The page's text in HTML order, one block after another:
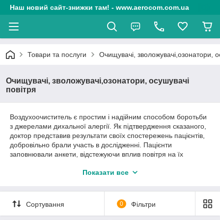
Наш новий сайт-знижки там! - www.aerocom.com.ua
Товари та послуги Очищувачі, зволожувачі,озонатори,
Очищувачі, зволожувачі,озонатори, осушувачі
повітря
Воздухоочиститель є простим і надійним способом боротьби
з джерелами дихальної алергії. Як підтвердження сказаного,
доктор представив результати своїх спостережень пацієнтів,
добровільно брали участь в дослідженні. Пацієнти
заповнювали анкети, відстежуючи вплив повітря на їх
користування очисником повітря, пацієнти стали
Позитивні відгуки пацієнтів перевершили всі очікування.
«Воздухоочиститель полегшив моє дихання і я стала
менше чхати».
Показати все
Сортування 0 Фільтри